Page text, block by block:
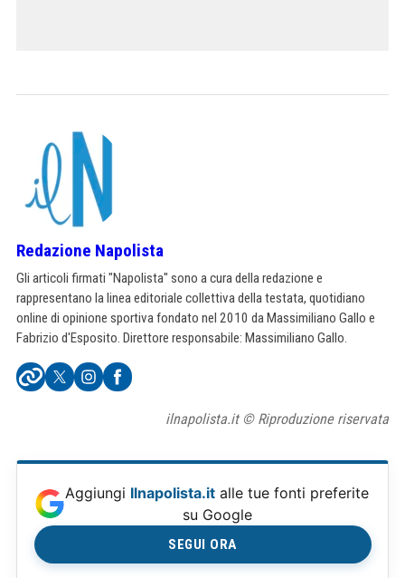
Redazione Napolista
Gli articoli firmati "Napolista" sono a cura della redazione e
rappresentano la linea editoriale collettiva della testata, quotidiano
online di opinione sportiva fondato nel 2010 da Massimiliano Gallo e
Fabrizio d'Esposito. Direttore responsabile: Massimiliano Gallo.
ilnapolista.it © Riproduzione riservata
Aggiungi Ilnapolista.it alle tue fonti preferite
su Google
SEGUI ORA